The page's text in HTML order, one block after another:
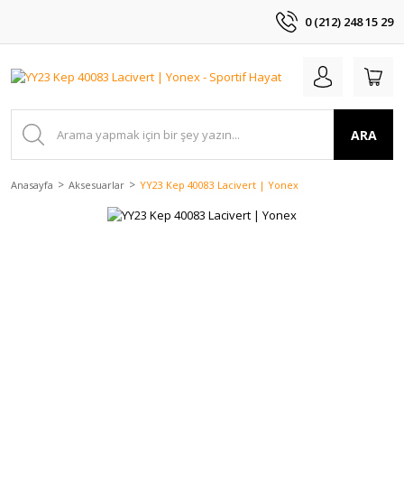
0 (212) 248 15 29
ARA
Anasayfa Aksesuarlar YY23 Kep 40083 Lacivert | Yonex